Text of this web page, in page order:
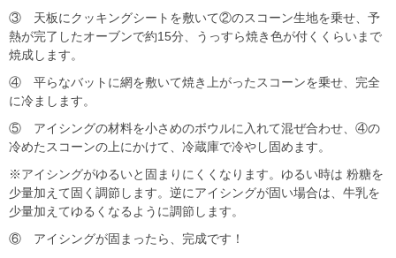
③ 天板にクッキングシートを敷いて②のスコーン生地を乗せ、予
熱が完了したオーブンで約15分、うっすら焼き色が付くくらいまで
焼成します。
④ 平らなバットに網を敷いて焼き上がったスコーンを乗せ、完全
に冷まします。
⑤ アイシングの材料を小さめのボウルに入れて混ぜ合わせ、④の
冷めたスコーンの上にかけて、冷蔵庫で冷やし固めます。
※アイシングがゆるいと固まりにくくなります。ゆるい時は 粉糖を
少量加えて固く調節します。逆にアイシングが固い場合は、牛乳を
少量加えてゆるくなるように調節します。
⑥ アイシングが固まったら、完成です！